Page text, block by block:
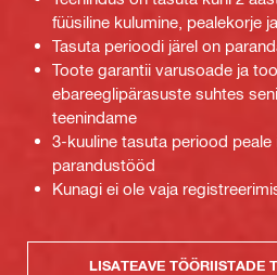
füüsiline kulumine, pealekorje
Tasuta perioodi järel on
Toote garantii varusoade ja
ebareeglipärasuste suhtes
teenindame
3-kuuline tasuta periood peale
parandustööd
Kunagi ei ole vaja
LISATEAVE TÖÖRIISTADE